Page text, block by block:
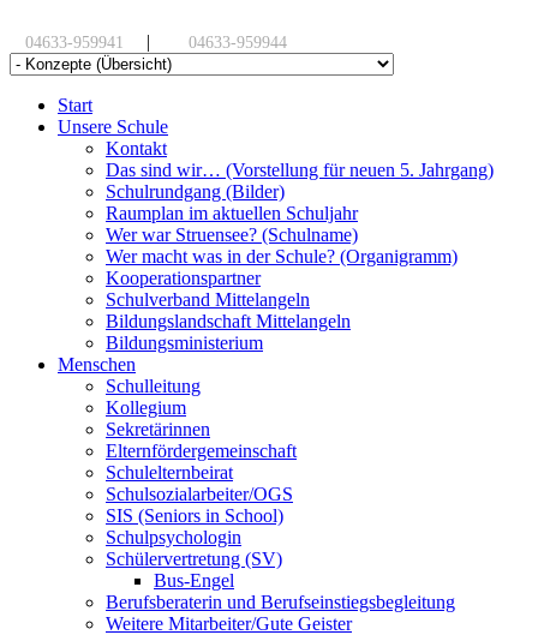
04633-959941 | 04633-959944
Start
Unsere Schule
Kontakt
Das sind wir… (Vorstellung für neuen 5. Jahrgang)
Schulrundgang (Bilder)
Raumplan im aktuellen Schuljahr
Wer war Struensee? (Schulname)
Wer macht was in der Schule? (Organigramm)
Kooperationspartner
Schulverband Mittelangeln
Bildungslandschaft Mittelangeln
Bildungsministerium
Menschen
Schulleitung
Kollegium
Sekretärinnen
Elternfördergemeinschaft
Schulelternbeirat
Schulsozialarbeiter/OGS
SIS (Seniors in School)
Schulpsychologin
Schülervertretung (SV)
Bus-Engel
Berufsberaterin und Berufseinstiegsbegleitung
Weitere Mitarbeiter/Gute Geister